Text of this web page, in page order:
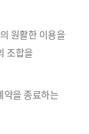
원활한 이용을
조합을
약을 종료하는